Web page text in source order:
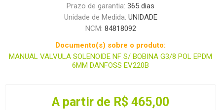
Prazo de garantia: 365 dias
Unidade de Medida: UNIDADE
NCM: 84818092
Documento(s) sobre o produto:
MANUAL VALVULA SOLENOIDE NF S/ BOBINA G3/8 POL EPDM
6MM DANFOSS EV220B
A partir de R$ 465,00